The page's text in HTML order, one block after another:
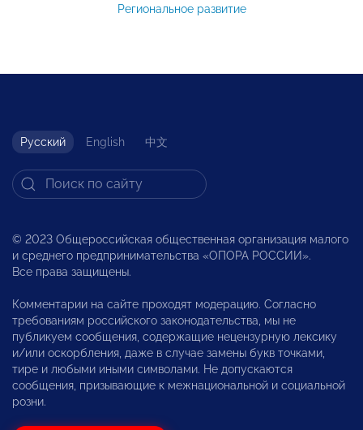
Региональное развитие
Русский English 中文
© 2023 Общероссийская общественная организация малого
и среднего предпринимательства «ОПОРА РОССИИ».
Все права защищены.
Комментарии на сайте проходят модерацию. Согласно
требованиям российского законодательства, мы не
публикуем сообщения, содержащие нецензурную лексику
и/или оскорбления, даже в случае замены букв точками,
тире и любыми иными символами. Не допускаются
сообщения, призывающие к межнациональной и социальной
розни.